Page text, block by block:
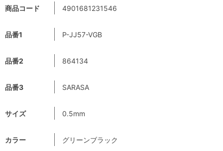
商品コード 4901681231546
品番1 P-JJ57-VGB
品番2 864134
品番3 SARASA
サイズ 0.5mm
カラー グリーンブラック